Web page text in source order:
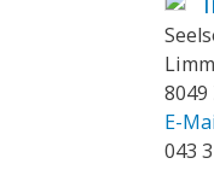
E-
043